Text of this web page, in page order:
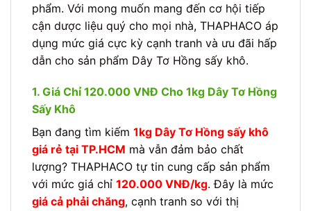
phẩm. Với mong muốn mang đến cơ hội tiếp
cận dược liệu quý cho mọi nhà, THAPHACO áp
dụng mức giá cực kỳ cạnh tranh và ưu đãi hấp
dẫn cho sản phẩm Dây Tơ Hồng sấy khô.
1. Giá Chỉ 120.000 VNĐ Cho 1kg Dây Tơ Hồng
Sấy Khô
Bạn đang tìm kiếm 1kg Dây Tơ Hồng sấy khô
giá rẻ tại TP.HCM mà vẫn đảm bảo chất
lượng? THAPHACO tự tin cung cấp sản phẩm
với mức giá chỉ 120.000 VNĐ/kg. Đây là mức
giá cả phải chăng, cạnh tranh so với thị